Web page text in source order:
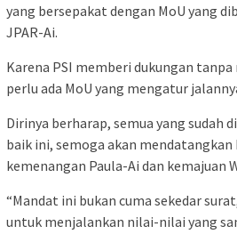
yang bersepakat dengan MoU yang
JPAR-Ai.
Karena PSI memberi dukungan
perlu ada MoU yang mengatur
Dirinya berharap, semua yang sudah
baik ini, semoga akan
kemenangan Paula-Ai dan kemajuan
“Mandat ini bukan cuma sekedar
untuk menjalankan nilai-nilai yang